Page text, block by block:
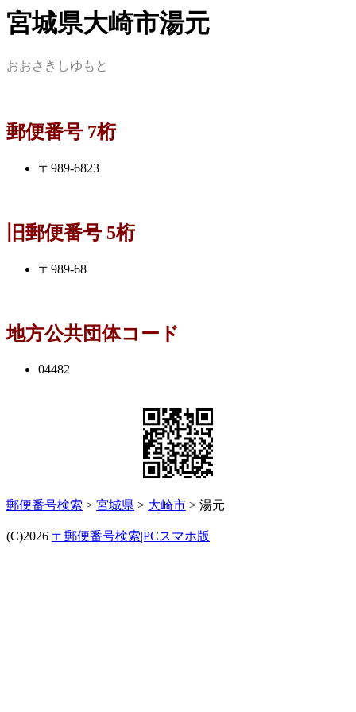
宮城県大崎市湯元
おおさきしゆもと
郵便番号 7桁
〒989-6823
旧郵便番号 5桁
〒989-68
地方公共団体コード
04482
郵便番号検索 > 宮城県 > 大崎市 > 湯元
(C)2026 〒郵便番号検索|PCスマホ版